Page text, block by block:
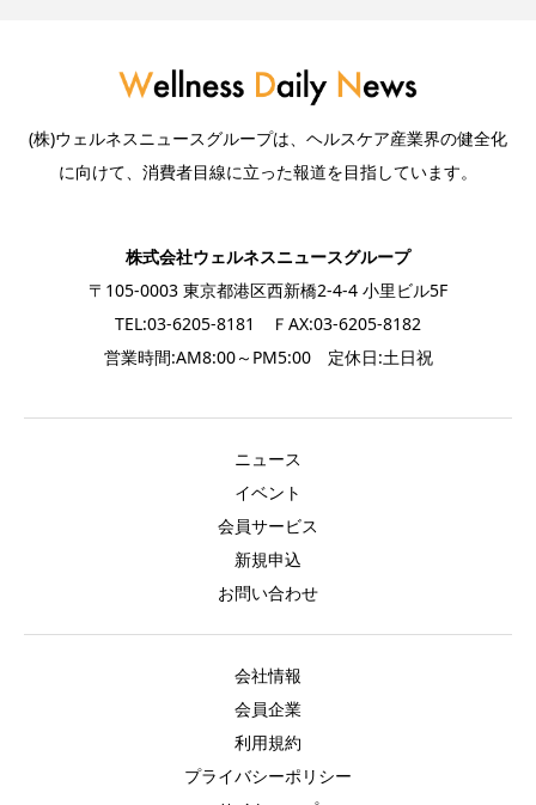
(株)ウェルネスニュースグループは、ヘルスケア産業界の健全化
に向けて、消費者目線に立った報道を目指しています。
株式会社ウェルネスニュースグループ
〒105-0003 東京都港区西新橋2-4-4 小里ビル5F
TEL:03-6205-8181 ＦAX:03-6205-8182
営業時間:AM8:00～PM5:00 定休日:土日祝
ニュース
イベント
会員サービス
新規申込
お問い合わせ
会社情報
会員企業
利用規約
プライバシーポリシー